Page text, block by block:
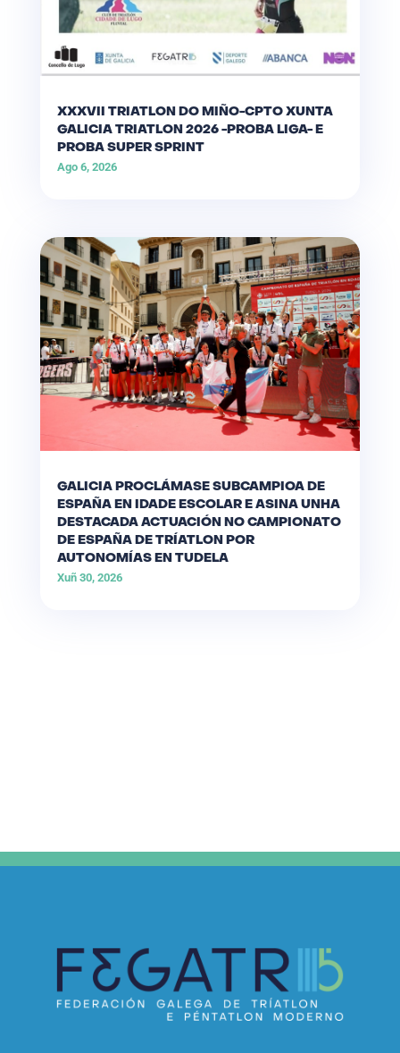
XXXVII TRIATLON DO MIÑO-CPTO XUNTA
GALICIA TRIATLON 2026 -PROBA LIGA- E
PROBA SUPER SPRINT
Ago 6, 2026
GALICIA PROCLÁMASE SUBCAMPIOA DE
ESPAÑA EN IDADE ESCOLAR E ASINA UNHA
DESTACADA ACTUACIÓN NO CAMPIONATO
DE ESPAÑA DE TRÍATLON POR
AUTONOMÍAS EN TUDELA
Xuñ 30, 2026